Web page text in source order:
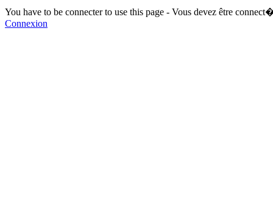
You have to be connecter to use this page - Vous devez être
Connexion